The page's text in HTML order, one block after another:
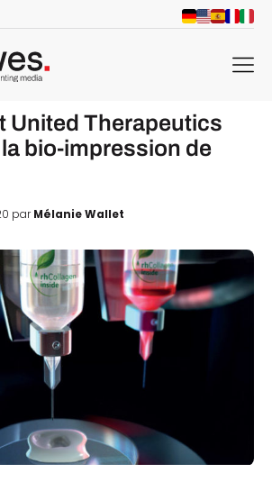
menu
United Therapeutics
bio-impression de
parMélanie Wallet